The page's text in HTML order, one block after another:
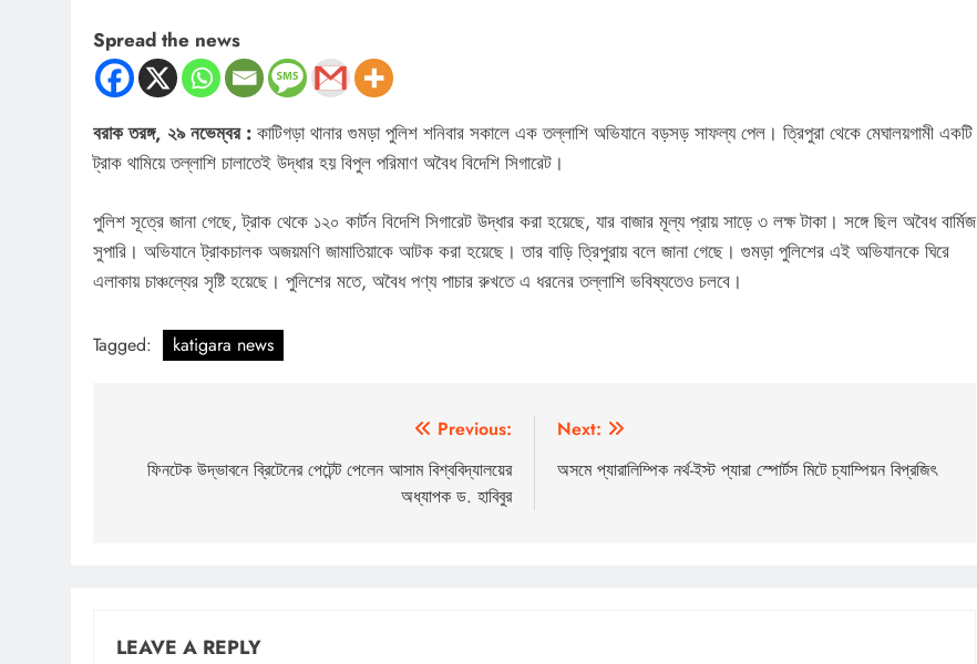
Spread the news
বরাক তরঙ্গ, ২৯ নভেম্বর : কাটিগড়া থানার গুমড়া পুলিশ শনিবার সকালে এক তল্লাশি অভিযানে বড়সড় সাফল্য পেল। ত্রিপুরা থেকে মেঘালয়গামী একটি
ট্রাক থামিয়ে তল্লাশি চালাতেই উদ্ধার হয় বিপুল পরিমাণ অবৈধ বিদেশি সিগারেট।
পুলিশ সূত্রে জানা গেছে, ট্রাক থেকে ১২০ কার্টন বিদেশি সিগারেট উদ্ধার করা হয়েছে, যার বাজার মূল্য প্রায় সাড়ে ৩ লক্ষ টাকা। সঙ্গে ছিল অবৈধ বার্মিজ
সুপারি। অভিযানে ট্রাকচালক অজয়মণি জামাতিয়াকে আটক করা হয়েছে। তার বাড়ি ত্রিপুরায় বলে জানা গেছে। গুমড়া পুলিশের এই অভিযানকে ঘিরে
এলাকায় চাঞ্চল্যের সৃষ্টি হয়েছে। পুলিশের মতে, অবৈধ পণ্য পাচার রুখতে এ ধরনের তল্লাশি ভবিষ্যতেও চলবে।
Tagged: katigara news
navigation
Previous:
ফিনটেক উদ্ভাবনে ব্রিটেনের পেটেন্ট পেলেন আসাম বিশ্ববিদ্যালয়ের
অধ্যাপক ড. হাবিবুর
Next:
অসমে প্যারালিম্পিক নর্থ-ইস্ট প্যারা স্পোর্টস মিটে চ্যাম্পিয়ন বিপ্রজিৎ
LEAVE A REPLY